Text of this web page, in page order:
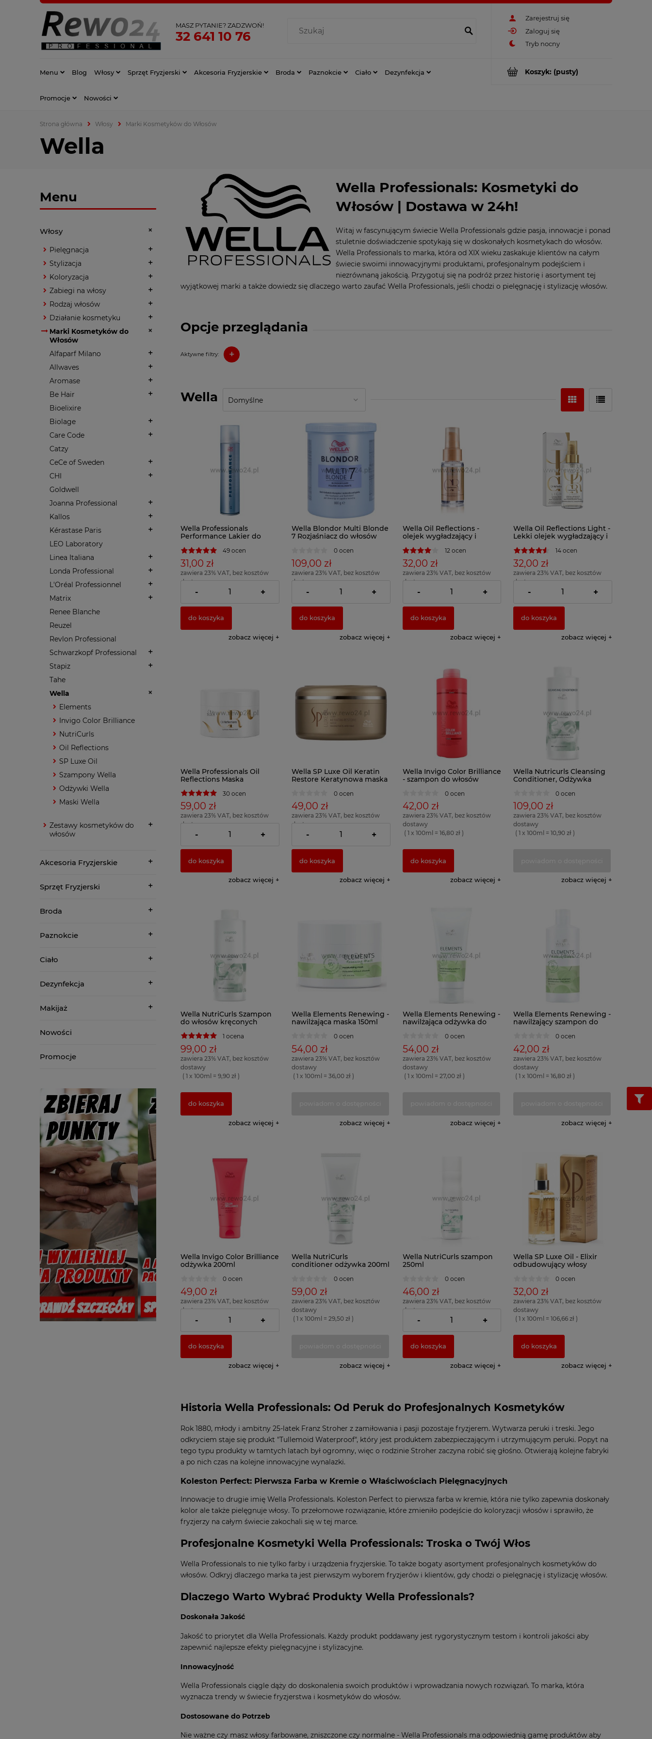
Zarejestruj się
Zaloguj się
MASZ PYTANIE? ZADZWOŃ!
32 641 10 76
Koszyk: (pusty)
Menu Blog Włosy Sprzęt Fryzjerski Akcesoria Fryzjerskie Broda Paznokcie Ciało Dezynfekcja
Promocje Nowości
Strona główna Włosy Marki Kosmetyków do Włosów
Wella
Menu
Włosy
Pielęgnacja
Stylizacja
Koloryzacja
Zabiegi na włosy
Rodzaj włosów
Działanie kosmetyku
Marki Kosmetyków do
Włosów
Alfaparf Milano
Allwaves
Aromase
Be Hair
Bioelixire
Biolage
Care Code
Catzy
CeCe of Sweden
CHI
Goldwell
Joanna Professional
Kallos
Kérastase Paris
LEO Laboratory
Linea Italiana
Londa Professional
L'Oréal Professionnel
Matrix
Renee Blanche
Reuzel
Revlon Professional
Schwarzkopf Professional
Stapiz
Tahe
Wella
Elements
Invigo Color Brilliance
NutriCurls
Oil Reflections
SP Luxe Oil
Szampony Wella
Odżywki Wella
Maski Wella
Zestawy kosmetyków do
włosów
Akcesoria Fryzjerskie
Sprzęt Fryzjerski
Broda
Paznokcie
Ciało
Dezynfekcja
Makijaż
Nowości
Promocje
Opcje przeglądania
Aktywne filtry: +
Wella Professionals: Kosmetyki do
Włosów | Dostawa w 24h!
Witaj w fascynującym świecie Wella Professionals gdzie pasja, innowacje i ponad
stuletnie doświadczenie spotykają się w doskonałych kosmetykach do włosów.
Wella Professionals to marka, która od XIX wieku zaskakuje klientów na całym
świecie swoimi innowacyjnymi produktami, profesjonalnym podejściem i
niezrównaną jakością. Przygotuj się na podróż przez historię i asortyment tej
wyjątkowej marki a także dowiedz się dlaczego warto zaufać Wella Professionals, jeśli chodzi o pielęgnację i stylizację włosów.
Wella
Wella Professionals
Performance Lakier do
49 ocen
31,00 zł
zawiera 23% VAT, bez kosztów
dostawy
( 1 x 100ml = 6,20 zł )
- +
do koszyka
zobacz więcej
Wella Blondor Multi Blonde
7 Rozjaśniacz do włosów
0 ocen
109,00 zł
zawiera 23% VAT, bez kosztów
dostawy
( 1 x 100g = 13,63 zł )
- +
do koszyka
zobacz więcej
Wella Oil Reflections -
olejek wygładzający i
każdego rodzaju 30ml
12 ocen
32,00 zł
zawiera 23% VAT, bez kosztów
dostawy
( 1 x 100ml = 106,66 zł )
- +
do koszyka
zobacz więcej
Wella Oil Reflections Light -
Lekki olejek wygładzający i
cienkich 30ml14 ocen
32,00 zł
zawiera 23% VAT, bez kosztów
dostawy
( 1 x 100ml = 106,66 zł )
- +
do koszyka
zobacz więcej
Wella Professionals Oil
Reflections Maska
150ml
30 ocen
59,00 zł
zawiera 23% VAT, bez kosztów
dostawy
( 1 x 100ml = 39,33 zł )
- +
do koszyka
zobacz więcej
Wella SP Luxe Oil Keratin
Restore Keratynowa maska
0 ocen
49,00 zł
zawiera 23% VAT, bez kosztów
dostawy
( 1 x 100ml = 32,67 zł )
- +
do koszyka
zobacz więcej
Wella Invigo Color Brilliance
- szampon do włosów
0 ocen
42,00 zł
zawiera 23% VAT, bez kosztów
dostawy
( 1 x 100ml = 16,80 zł )
do koszyka
zobacz więcej
Wella Nutricurls Cleansing
Conditioner, Odżywka
0 ocen
109,00 zł
zawiera 23% VAT, bez kosztów
dostawy
( 1 x 100ml = 10,90 zł )
zobacz więcej
Wella NutriCurls Szampon
do włosów kręconych
1 ocena
99,00 zł
zawiera 23% VAT, bez kosztów
dostawy
( 1 x 100ml = 9,90 zł )
do koszyka
zobacz więcej
Wella Elements Renewing -
nawilżająca maska 150ml
0 ocen
54,00 zł
zawiera 23% VAT, bez kosztów
dostawy
( 1 x 100ml = 36,00 zł )
zobacz więcej
Wella Elements Renewing -
nawilżająca odżywka do
0 ocen
54,00 zł
zawiera 23% VAT, bez kosztów
dostawy
( 1 x 100ml = 27,00 zł )
zobacz więcej
Wella Elements Renewing -
nawilżający szampon do
0 ocen
42,00 zł
zawiera 23% VAT, bez kosztów
dostawy
( 1 x 100ml = 16,80 zł )
zobacz więcej
Wella Invigo Color Brilliance
odżywka 200ml
0 ocen
49,00 zł
zawiera 23% VAT, bez kosztów
dostawy
( 1 x 100ml = 24,50 zł )
- +
do koszyka
zobacz więcej
Wella NutriCurls
conditioner odżywka 200ml
0 ocen
59,00 zł
zawiera 23% VAT, bez kosztów
dostawy
( 1 x 100ml = 29,50 zł )
zobacz więcej
Wella NutriCurls szampon
250ml
0 ocen
46,00 zł
zawiera 23% VAT, bez kosztów
dostawy
( 1 x 100ml = 18,40 zł )
- +
do koszyka
zobacz więcej
Wella SP Luxe Oil - Elixir
odbudowujący włosy
0 ocen
32,00 zł
zawiera 23% VAT, bez kosztów
dostawy
( 1 x 100ml = 106,66 zł )
do koszyka
zobacz więcej
Historia Wella Professionals: Od Peruk do Profesjonalnych Kosmetyków
Rok 1880, młody i ambitny 25-latek Franz Stroher z zamiłowania i pasji pozostaje fryzjerem. Wytwarza peruki i treski. Jego
odkryciem staje się produkt "Tullemoid Waterproof", który jest produktem zabezpieczającym i utrzymującym peruki. Popyt na
tego typu produkty w tamtych latach był ogromny, więc o rodzinie Stroher zaczyna robić się głośno. Otwierają kolejne fabryki
a po nich czas na kolejne innowacyjne wynalazki.
Koleston Perfect: Pierwsza Farba w Kremie o Właściwościach Pielęgnacyjnych
Innowacje to drugie imię Wella Professionals. Koleston Perfect to pierwsza farba w kremie, która nie tylko zapewnia doskonały
kolor ale także pielęgnuje włosy. To przełomowe rozwiązanie, które zmieniło podejście do koloryzacji włosów i sprawiło, że
fryzjerzy na całym świecie zakochali się w tej marce.
Profesjonalne Kosmetyki Wella Professionals: Troska o Twój Włos
Wella Professionals to nie tylko farby i urządzenia fryzjerskie. To także bogaty asortyment profesjonalnych kosmetyków do
włosów. Odkryj dlaczego marka ta jest pierwszym wyborem fryzjerów i klientów, gdy chodzi o pielęgnację i stylizację włosów.
Dlaczego Warto Wybrać Produkty Wella Professionals?
Doskonała Jakość
Jakość to priorytet dla Wella Professionals. Każdy produkt poddawany jest rygorystycznym testom i kontroli jakości aby
zapewnić najlepsze efekty pielęgnacyjne i stylizacyjne.
Innowacyjność
Wella Professionals ciągle dąży do doskonalenia swoich produktów i wprowadzania nowych rozwiązań. To marka, która
wyznacza trendy w świecie fryzjerstwa i kosmetyków do włosów.
Dostosowane do Potrzeb
Nie ważne czy masz włosy farbowane, zniszczone czy normalne - Wella Professionals ma odpowiednią gamę produktów aby